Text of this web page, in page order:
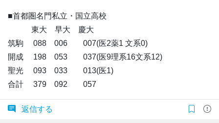
■首都圏名門私立・国立高校
東大 早大 慶大
筑駒 088 006 007(医2薬1 文系0)
開成 198 053 037(医9理系16文系12)
聖光 093 033 013(医1)
合計 379 092 057
返信する